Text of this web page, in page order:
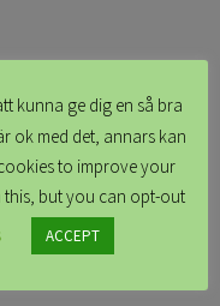
kunna ge dig en så bra
ok med det, annars kan
to improve your
this, but you can opt-out
ACCEPT